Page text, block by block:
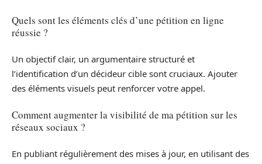
Quels sont les éléments clés d’une pétition en ligne
réussie ?
Un objectif clair, un argumentaire structuré et
l’identification d’un décideur cible sont cruciaux. Ajouter
des éléments visuels peut renforcer votre appel.
Comment augmenter la visibilité de ma pétition sur les
réseaux sociaux ?
En publiant régulièrement des mises à jour, en utilisant des